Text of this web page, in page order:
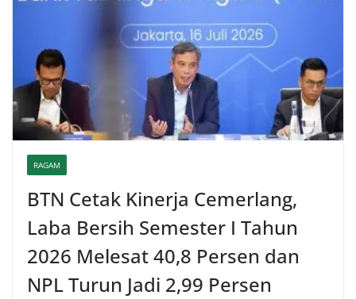
RAGAM
BTN Cetak Kinerja Cemerlang,
Laba Bersih Semester I Tahun
2026 Melesat 40,8 Persen dan
NPL Turun Jadi 2,99 Persen